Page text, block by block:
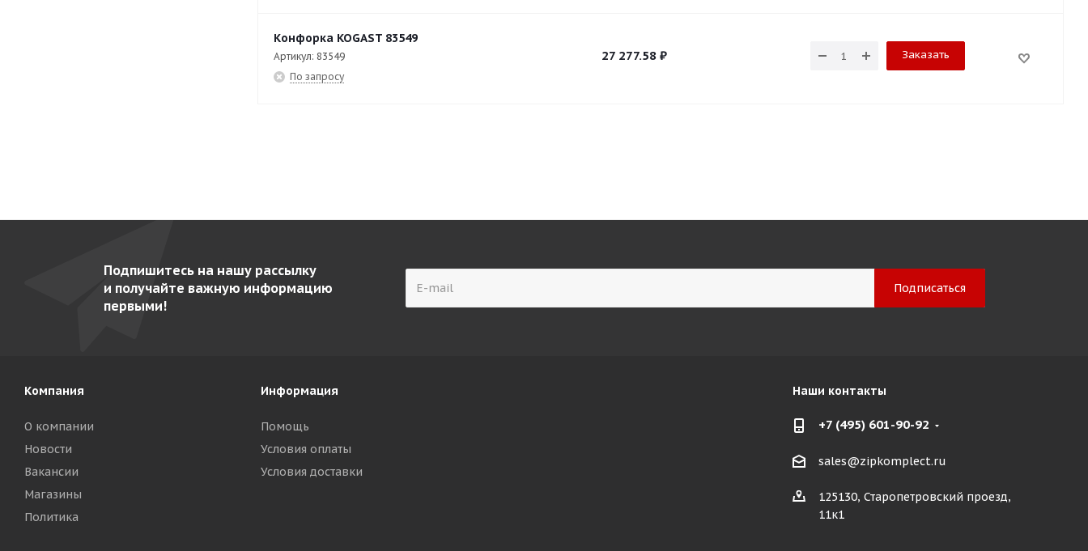
Конфорка KOGAST 83549
Артикул: 83549
По запросу
27 277.58 ₽ Заказать
EF-TOP7/14-V 7
EK-T9/100-P
EK-T9/150-O
Подпишитесь на нашу рассылку
и получайте важную информацию
первыми!
Компания
О компании
Новости
Вакансии
Магазины
Политика
Информация
Помощь
Условия оплаты
Условия доставки
Наши контакты
+7 (495) 601-90-92
sales@zipkomplect.ru
125130, Старопетровский проезд,
11к1